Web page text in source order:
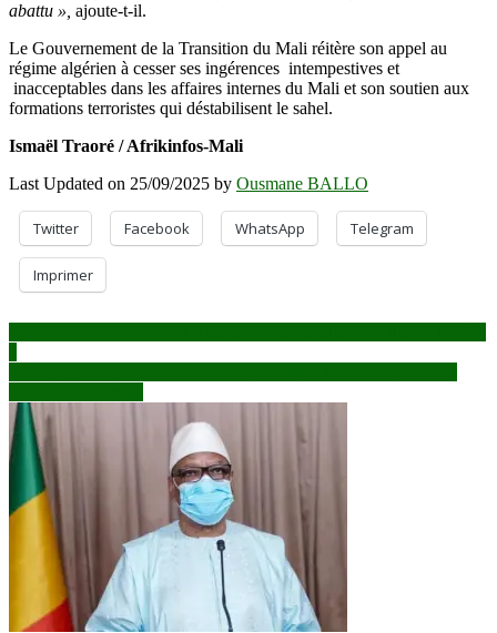
abattu », ajoute-t-il.
Le Gouvernement de la Transition du Mali réitère son appel au
régime algérien à cesser ses ingérences intempestives et
inacceptables dans les affaires internes du Mali et son soutien aux
formations terroristes qui déstabilisent le sahel.
Ismaël Traoré / Afrikinfos-Mali
Last Updated on 25/09/2025 by Ousmane BALLO
Twitter Facebook WhatsApp Telegram
Imprimer
Navigation
de
l’article